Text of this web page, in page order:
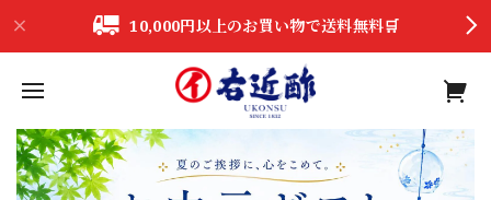
10,000円以上のお買い物で送料無料🛒